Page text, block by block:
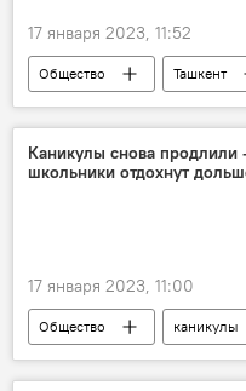
17 января 2023, 11:52
Общество Ташкент
электричество
газ
Каникулы снова продлили
школьники отдохнут
17 января 2023, 11:00
Общество каникулы